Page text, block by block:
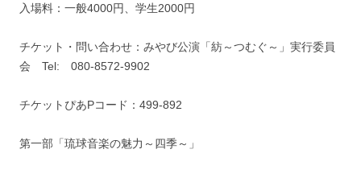
入場料：一般4000円、学生2000円
チケット・問い合わせ：みやび公演「紡～つむぐ～」実行委員
会 Tel: 080‐8572‐9902
チケットぴあPコード：499‐892
第一部「琉球音楽の魅力～四季～」